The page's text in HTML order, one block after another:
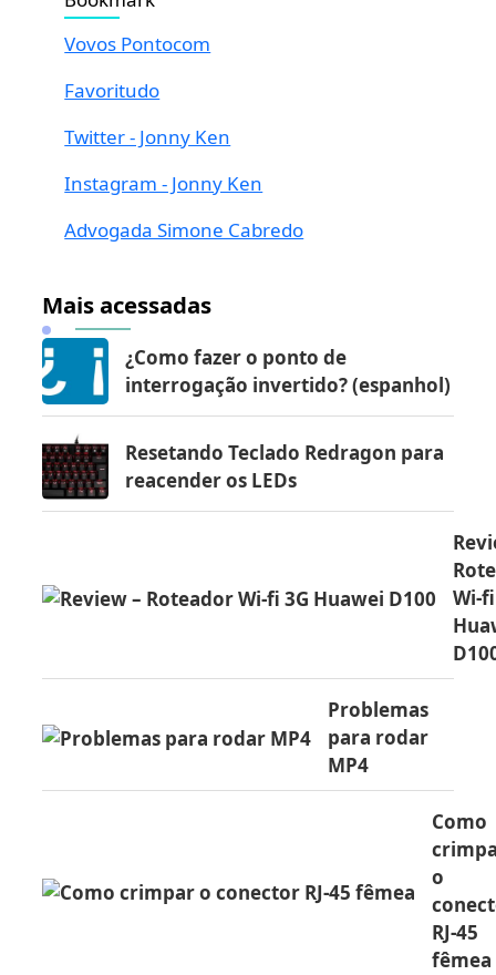
Vovos Pontocom
Favoritudo
Twitter - Jonny Ken
Instagram - Jonny Ken
Advogada Simone Cabredo
Mais acessadas
¿Como fazer o ponto de
interrogação invertido? (espanhol)
Resetando Teclado Redragon para
reacender os LEDs
Wi-
Problemas
para rodar
MP4
Como
o
RJ-45
fêmea